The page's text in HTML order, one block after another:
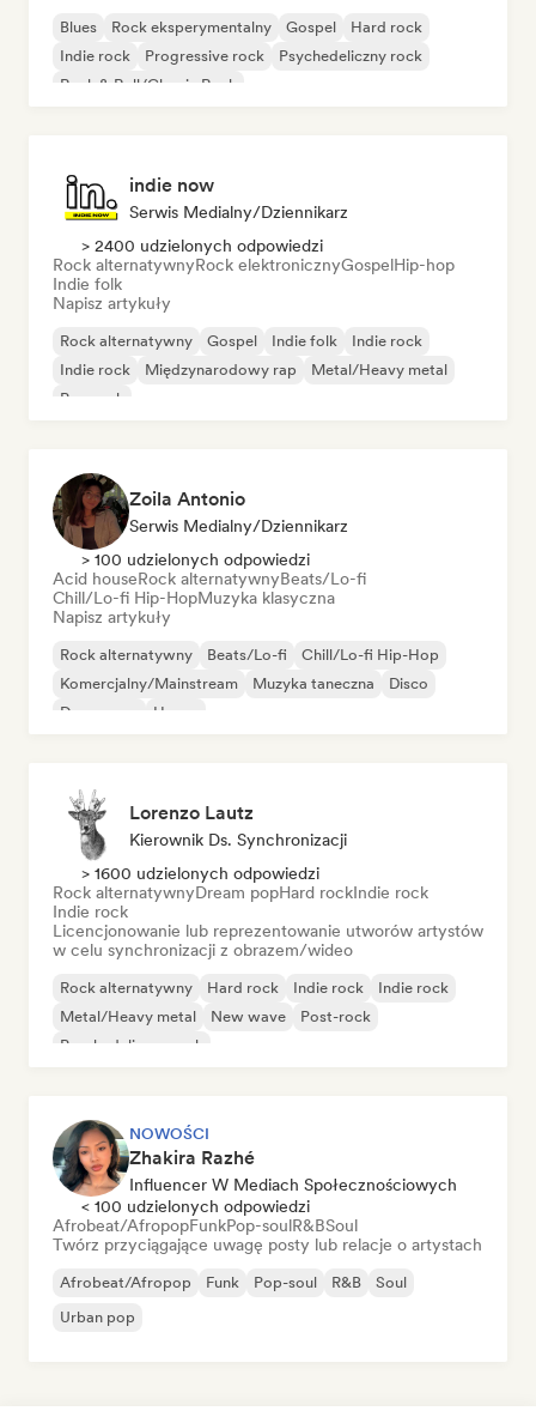
Blues Rock eksperymentalny Gospel
Hard rock
Indie rock
Progressive rock
Psychedeliczny rock
Rock & Roll/Classic Rock
indie now
Serwis Medialny/Dziennikarz
> 2400 udzielonych odpowiedzi
Rock alternatywnyRock elektronicznyGospelHip-hop
Indie folk
Napisz artykuły
Rock alternatywny Gospel Indie folk
Indie rock
Indie rock
Międzynarodowy rap
Metal/Heavy metal
Pop rock
Zoila Antonio
Serwis Medialny/Dziennikarz
> 100 udzielonych odpowiedzi
Acid houseRock alternatywnyBeats/Lo-fi
Chill/Lo-fi Hip-HopMuzyka klasyczna
Napisz artykuły
Rock alternatywny Beats/Lo-fi
Chill/Lo-fi Hip-Hop
Komercjalny/Mainstream
Muzyka taneczna
Disco
Dream pop
House
Lorenzo Lautz
Kierownik Ds. Synchronizacji
> 1600 udzielonych odpowiedzi
Rock alternatywnyDream popHard rockIndie rock
Indie rock
Licencjonowanie lub reprezentowanie utworów artystów
w celu synchronizacji z obrazem/wideo
Rock alternatywny Hard rock Indie rock
Indie rock
Metal/Heavy metal
New wave
Post-rock
Psychedeliczny rock
NOWOŚCI
Zhakira Razhé
Influencer W Mediach Społecznościowych
< 100 udzielonych odpowiedzi
Afrobeat/AfropopFunkPop-soulR&BSoul
Twórz przyciągające uwagę posty lub relacje o artystach
Afrobeat/Afropop Funk Pop-soul R&B
Soul
Urban pop